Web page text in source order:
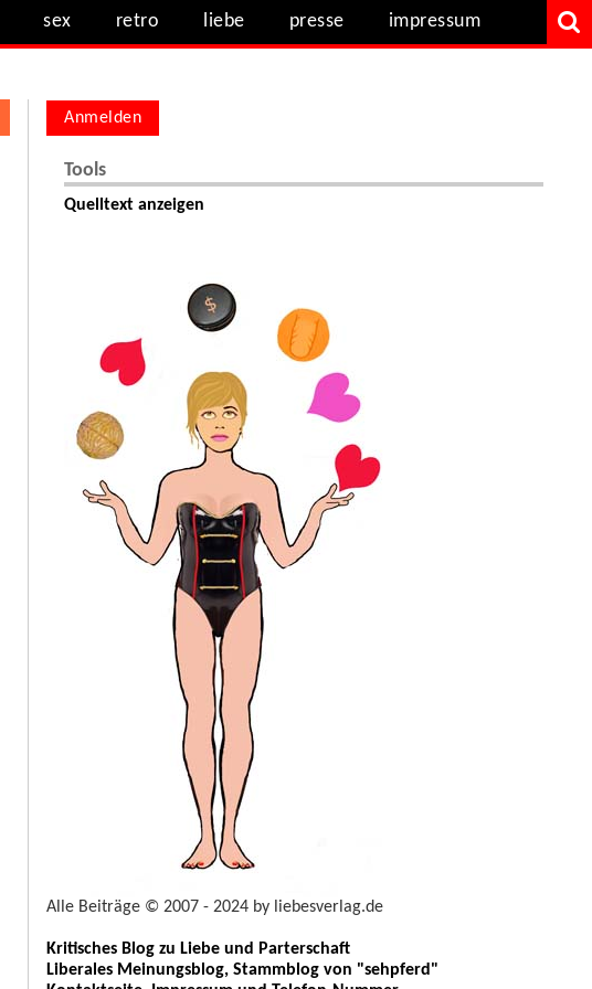
sex retro liebe presse impressum
Anmelden
Tools
Quelltext anzeigen
Alle Beiträge © 2007 - 2024 by liebesverlag.de
Kritisches Blog zu Liebe und Parterschaft
Liberales Meinungsblog, Stammblog von "sehpferd"